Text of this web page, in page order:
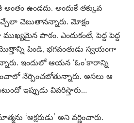
ఉండదు. అందుకే తక్కువ
చెబుతానన్నారు. మోక్షం
పాఠం. ఎందుకంటే, పెద్ద పెద్ద
పిండి, భగవంతుడు స్వయంగా
ఇందులో ఆయన ‘ఓం’కారాన్ని
నేర్పించబోతున్నారు. అసలు ఆ
ఇప్పుడు వివరిస్తారు…
‘అక్షరుడు’ అని వర్ణించారు.